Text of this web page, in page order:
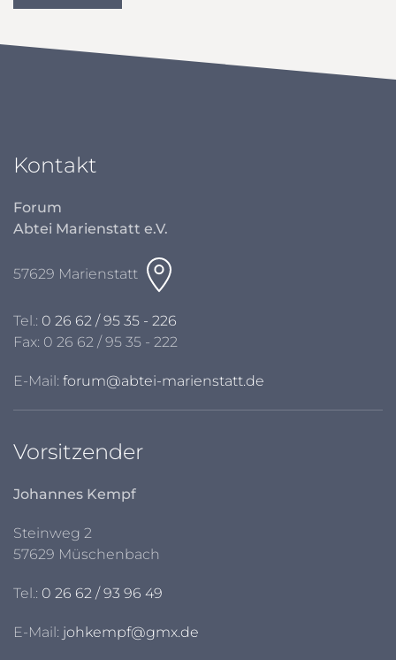
Kontakt
Forum
Abtei Marienstatt e.V.
57629 Marienstatt
Tel.: 0 26 62 / 95 35 - 226
Fax: 0 26 62 / 95 35 - 222
E-Mail: forum@abtei-marienstatt.de
Vorsitzender
Johannes Kempf
Steinweg 2
57629 Müschenbach
Tel.: 0 26 62 / 93 96 49
E-Mail: johkempf@gmx.de